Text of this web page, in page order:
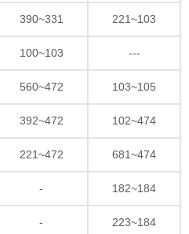
390~331 221~103
100~103 ---
560~472 103~105
392~472 102~474
221~472 681~474
- 182~184
- 223~184